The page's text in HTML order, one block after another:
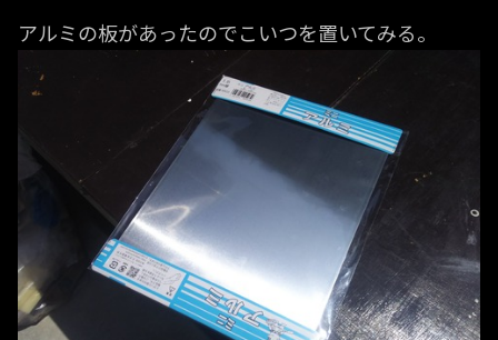
アルミの板があったのでこいつを置いてみる。